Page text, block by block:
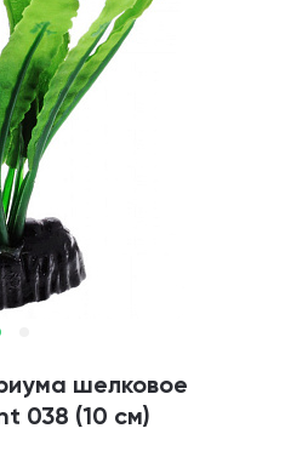
шелковое
038 (10 см)